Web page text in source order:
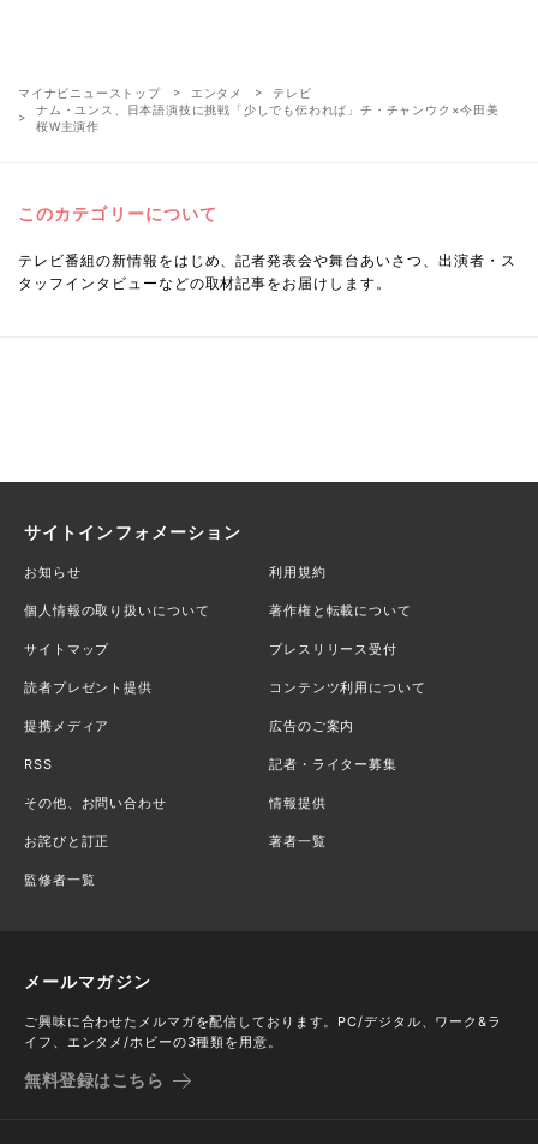
マイナビニューストップ エンタメ
テレビ
ナム・ユンス、日本語演技に挑戦「少しでも伝われば」チ・チャンウク×今田美
桜W主演作
このカテゴリーについて
テレビ番組の新情報をはじめ、記者発表会や舞台あいさつ、出演者・ス
タッフインタビューなどの取材記事をお届けします。
サイトインフォメーション
お知らせ 利用規約
個人情報の取り扱いについて 著作権と転載について
サイトマップ プレスリリース受付
読者プレゼント提供 コンテンツ利用について
提携メディア 広告のご案内
RSS 記者・ライター募集
その他、お問い合わせ 情報提供
お詫びと訂正 著者一覧
監修者一覧
メールマガジン
ご興味に合わせたメルマガを配信しております。PC/デジタル、ワーク&ラ
イフ、エンタメ/ホビーの3種類を用意。
無料登録はこちら